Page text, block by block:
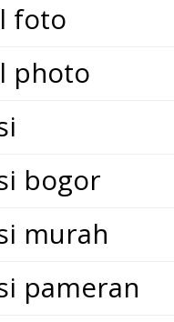
foto
photo
bogor
murah
pameran